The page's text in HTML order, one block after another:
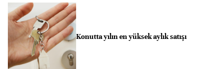
Konutta yılın en yüksek aylık satışı